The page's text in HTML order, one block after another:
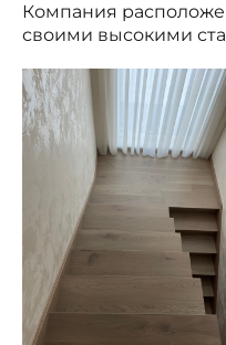
Компания
своими высокими